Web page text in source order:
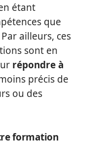
étant
que
ailleurs, ces
sont en
répondre à
précis de
ou des
formation